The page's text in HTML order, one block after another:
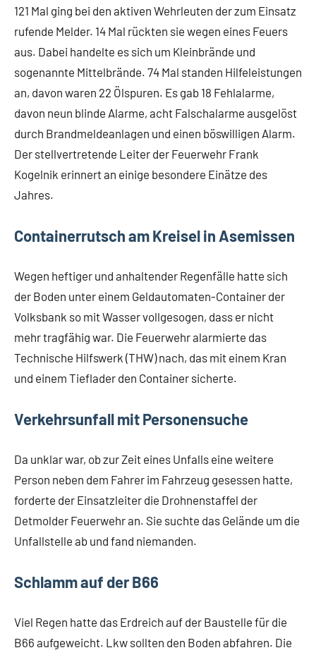
121 Mal ging bei den aktiven Wehrleuten der zum Einsatz
rufende Melder. 14 Mal rückten sie wegen eines Feuers
aus. Dabei handelte es sich um Kleinbrände und
sogenannte Mittelbrände. 74 Mal standen Hilfeleistungen
an, davon waren 22 Ölspuren. Es gab 18 Fehlalarme,
davon neun blinde Alarme, acht Falschalarme ausgelöst
durch Brandmeldeanlagen und einen böswilligen Alarm.
Der stellvertretende Leiter der Feuerwehr Frank
Kogelnik erinnert an einige besondere Einätze des
Jahres.
Containerrutsch am Kreisel in Asemissen
Wegen heftiger und anhaltender Regenfälle hatte sich
der Boden unter einem Geldautomaten-Container der
Volksbank so mit Wasser vollgesogen, dass er nicht
mehr tragfähig war. Die Feuerwehr alarmierte das
Technische Hilfswerk (THW) nach, das mit einem Kran
und einem Tieflader den Container sicherte.
Verkehrsunfall mit Personensuche
Da unklar war, ob zur Zeit eines Unfalls eine weitere
Person neben dem Fahrer im Fahrzeug gesessen hatte,
forderte der Einsatzleiter die Drohnenstaffel der
Detmolder Feuerwehr an. Sie suchte das Gelände um die
Unfallstelle ab und fand niemanden.
Schlamm auf der B66
Viel Regen hatte das Erdreich auf der Baustelle für die
B66 aufgeweicht. Lkw sollten den Boden abfahren. Die